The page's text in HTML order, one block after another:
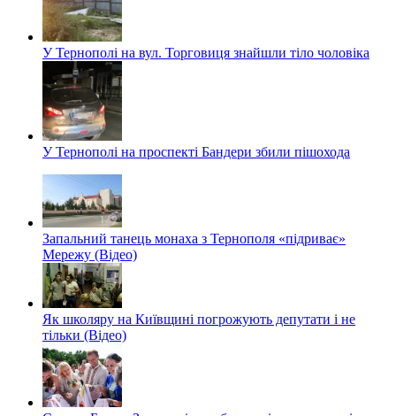
У Тернополі на вул. Торговиця знайшли тіло чоловіка
У Тернополі на проспекті Бандери збили пішохода
Запальний танець монаха з Тернополя «підриває»
Мережу (Відео)
Як школяру на Київщині погрожують депутати і не
тільки (Відео)